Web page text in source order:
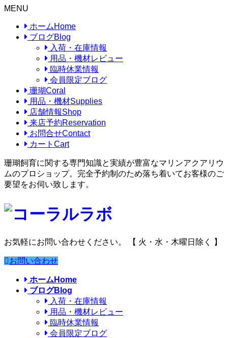
MENU
ホーム Home
ブログBlog
入荷・在庫情報
用品・機材レビュー
臨時休業情報
会員限定ブログ
珊瑚Coral
用品・機材Supplies
店舗情報Shop
来店予約Reservation
お問合せContact
カート Cart
珊瑚飼育に関する専門知識と実績が豊富なマリンアクアリウ
ムのプロショップ。完全予約制のため落ち着いてお客様のご
要望をお伺い致します。
お気軽にお問い合わせください。 【 火・水・木曜日除く 】
お問い合わせ
ホーム Home
ブログBlog
入荷・在庫情報
用品・機材レビュー
臨時休業情報
会員限定ブログ